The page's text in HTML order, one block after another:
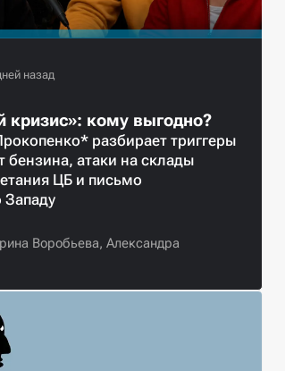
кризис»: кому выгодно?
разбирает триггеры
бензина, атаки на склады
ЦБ и письмо
Воробьева,Александра